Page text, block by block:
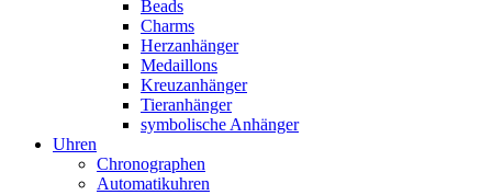
Beads
Charms
Herzanhänger
Medaillons
Kreuzanhänger
Tieranhänger
symbolische Anhänger
Uhren
Chronographen
Automatikuhren